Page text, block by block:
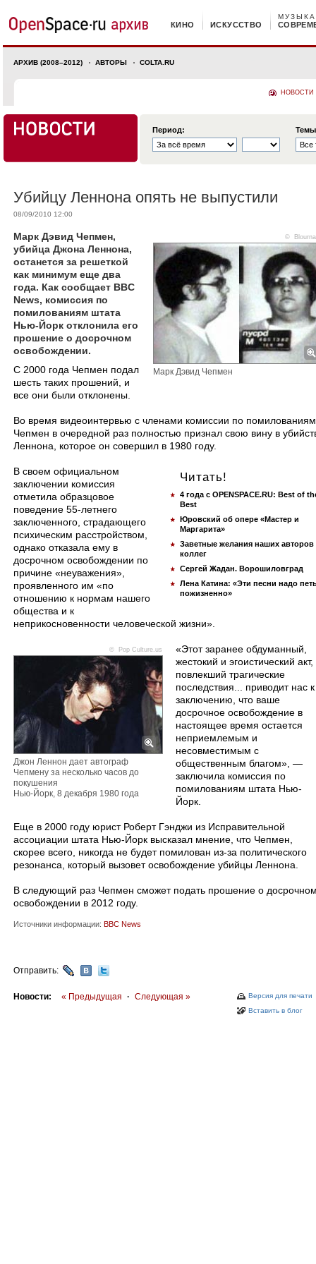
КИНО ИСКУССТВО
МУЗЫКА
АРХИВ (2008–2012) АВТОРЫ COLTA.RU
НОВОСТИ
Период:
Убийцу Леннона опять не выпустили
08/09/2010 12:00
©
Марк Дэвид Чепмен
Марк Дэвид Чепмен,
убийца Джона Леннона,
останется за решеткой
как минимум еще два
года. Как сообщает BBC
News, комиссия по
помилованиям штата
Нью-Йорк отклонила его
прошение о досрочном
освобождении.
С 2000 года Чепмен подал
шесть таких прошений, и
все они были отклонены.
Во время видеоинтервью с членами комиссии по помилованиям
Чепмен в очередной раз полностью признал свою вину в
Леннона, которое он совершил в 1980 году.
Читать!
4 года с OPENSPACE.RU: Best of
Best
Юровский об опере «Мастер и
Маргарита»
Заветные желания наших авторов
коллег
Сергей Жадан. Ворошиловград
Лена Катина: «Эти песни надо
пожизненно»
В своем официальном
заключении комиссия
отметила образцовое
поведение 55-летнего
заключенного, страдающего
психическим расстройством,
однако отказала ему в
досрочном освобождении по
причине «неуважения»,
проявленного им «по
отношению к нормам нашего
общества и к
неприкосновенности человеческой жизни».
© Pop Culture.us
Джон Леннон дает автограф
Чепмену за несколько часов до
покушения
Нью-Йорк, 8 декабря 1980 года
«Этот заранее обдуманный,
жестокий и эгоистический акт,
повлекший трагические
последствия... приводит нас к
заключению, что ваше
досрочное освобождение в
настоящее время остается
неприемлемым и
несовместимым с
общественным благом», —
заключила комиссия по
помилованиям штата Нью-
Йорк.
Еще в 2000 году юрист Роберт Гэнджи из Исправительной
ассоциации штата Нью-Йорк высказал мнение, что Чепмен,
скорее всего, никогда не будет помилован из-за политического
резонанса, который вызовет освобождение убийцы Леннона.
В следующий раз Чепмен сможет подать прошение о
освобождении в 2012 году.
Источники информации: BBC News
Отправить:
Версия для печати
Вставить в блог
Новости: « Предыдущая · Следующая »